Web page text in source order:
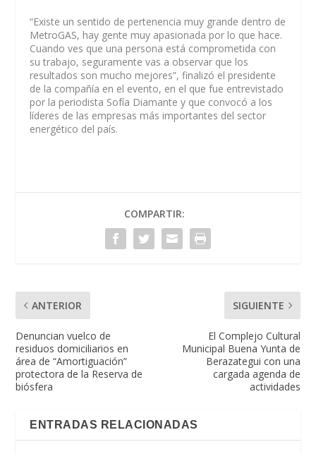
“Existe un sentido de pertenencia muy grande dentro de
MetroGAS, hay gente muy apasionada por lo que hace.
Cuando ves que una persona está comprometida con
su trabajo, seguramente vas a observar que los
resultados son mucho mejores”, finalizó el presidente
de la compañía en el evento, en el que fue entrevistado
por la periodista Sofía Diamante y que convocó a los
líderes de las empresas más importantes del sector
energético del país.
COMPARTIR:
ANTERIOR
Denuncian vuelco de
residuos domiciliarios en
área de “Amortiguación”
protectora de la Reserva de
biósfera
SIGUIENTE
El Complejo Cultural
Municipal Buena Yunta de
Berazategui con una
cargada agenda de
actividades
ENTRADAS RELACIONADAS